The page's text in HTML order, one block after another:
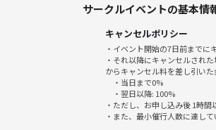
とにかく「楽しい！」がモ
お一人参加の方もたくさんい
自然と会話が生まれて、気
「初参加で不安」「バレー
サークルイベントの基本情
キャンセルポリシー
・イベント開始の7日前までに
・それ以降にキャンセルされ
からキャンセル料を差し引いた
・当日まで0%
・翌日以降: 100%
・ただし、お申し込み後 1時
・また、最小催行人数に達し